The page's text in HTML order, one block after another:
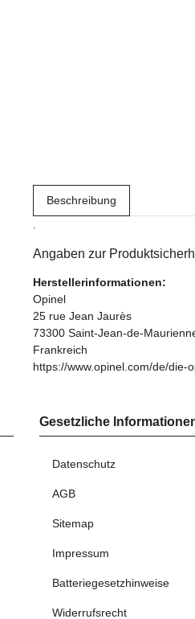
Beschreibung
Angaben zur
Herstellerinformationen:
Opinel
25 rue Jean Jaurès
73300 Saint-Jean-de-
Frankreich
https://www.opinel.com/de/die-
Gesetzliche
Datenschutz
AGB
Sitemap
Impressum
Batteriegesetzhinweise
Widerrufsrecht